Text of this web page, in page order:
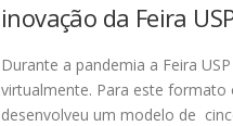
inovação da Feira
Durante a pandemia a Feira
virtualmente. Para este formato
desenvolveu um modelo de